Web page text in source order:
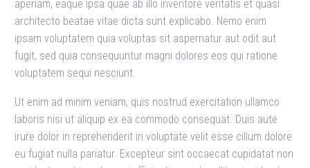
aperiam, eaque ipsa quae ab illo inventore veritatis et quasi
architecto beatae vitae dicta sunt explicabo. Nemo enim
ipsam voluptatem quia voluptas sit aspernatur aut odit aut
fugit, sed quia consequuntur magni dolores eos qui ratione
voluptatem sequi nesciunt.
Ut enim ad minim veniam, quis nostrud exercitation ullamco
laboris nisi ut aliquip ex ea commodo consequat. Duis aute
irure dolor in reprehenderit in voluptate velit esse cillum dolore
eu fugiat nulla pariatur. Excepteur sint occaecat cupidatat non